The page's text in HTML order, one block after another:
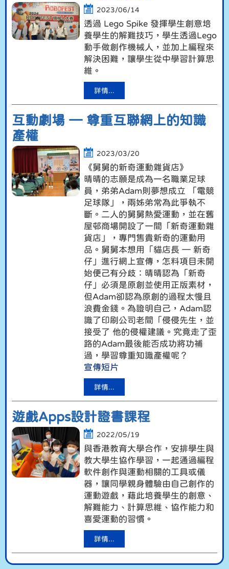
2023/06/14
透過 Lego Spike 發揮學生創意培
養學生的解難技巧，學生透過Lego
動手做創作機械人，並加上編程來
解決困難，讓學生從中學習計算思
維。
詳情...
互動劇場 — 尊重互聯網上的知識
產權
2023/03/20
《舅舅的新奇運動雜貨店》
晴晴的志願是成為一名職業足球
員，弟弟Adam則夢想成立 「電競
足球隊」，兩姊弟常為此爭執不
斷。二人的舅舅熱愛運動，並在舊
屋邨商場開設了一間「新奇運動雜
貨店」，專門售貴新奇的運動用
品。舅舅本想用「貓店長 — 新奇
仔」進行網上宣傳，怎料項目未開
始便己有分歧：晴晴認為「新奇
仔」必須是原創並使用正版素材，
但Adam卻認為原創的過程太慢且
浪費金錢。為證明自己，Adam認
識了印刷公司老間「侵侵先生，並
接受了 他的侵權建議。究竟走了歪
路的Adam最後能否成功將功補
過，學習尊重知識產權呢？
宣傳短片
詳情...
遊戲Apps設計證書課程
2022/05/19
與香港教育大學合作，安排學生與
教大學生協作學習，一起通過編程
軟件創作與運動相關的工具或儀
器，讓同學親身體驗由自己創作的
運動遊戲，藉此培養學生的創意、
解難能力、計算思維、協作能力和
喜愛運動的習慣。
詳情...